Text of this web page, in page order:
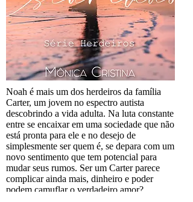
Noah é mais um dos herdeiros da família
Carter, um jovem no espectro autista
descobrindo a vida adulta. Na luta constante
entre se encaixar em uma sociedade que não
está pronta para ele e no desejo de
simplesmente ser quem é, se depara com um
novo sentimento que tem potencial para
mudar seus rumos. Ser um Carter parece
complicar ainda mais, dinheiro e poder
podem camuflar o verdadeiro amor?